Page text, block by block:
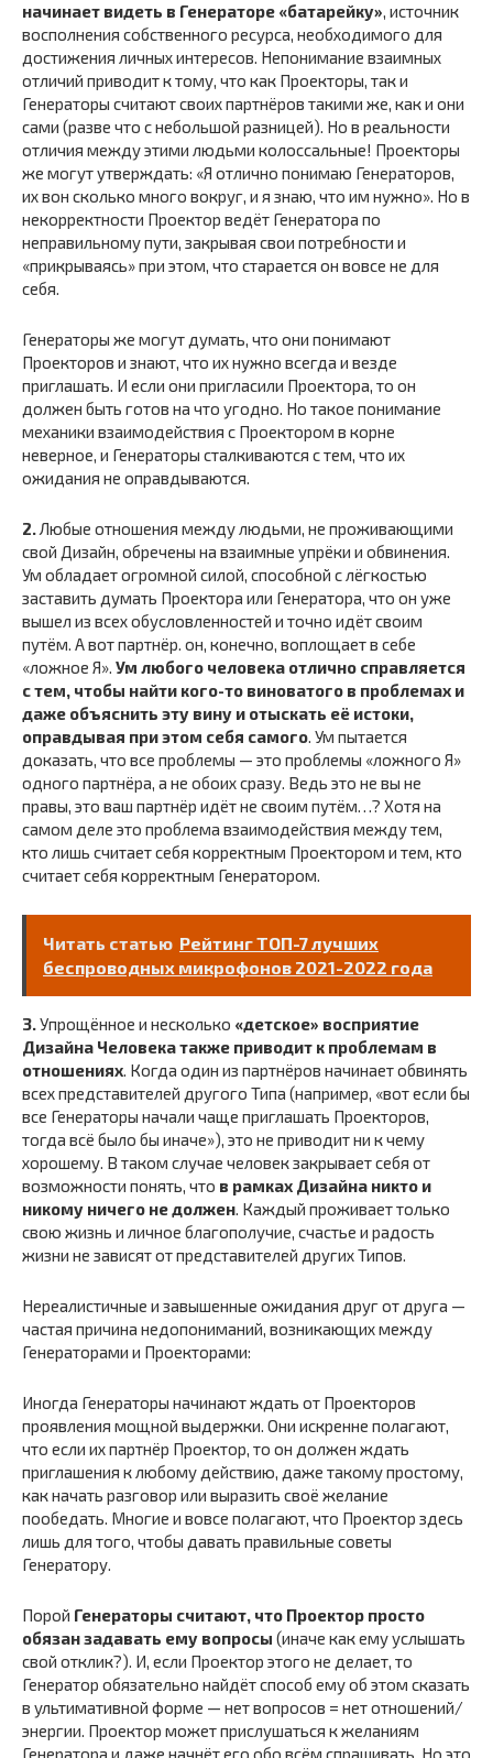
начинает видеть в Генераторе «батарейку», источник
восполнения собственного ресурса, необходимого для
достижения личных интересов. Непонимание взаимных
отличий приводит к тому, что как Проекторы, так и
Генераторы считают своих партнёров такими же, как и они
сами (разве что с небольшой разницей). Но в реальности
отличия между этими людьми колоссальные! Проекторы
же могут утверждать: «Я отлично понимаю Генераторов,
их вон сколько много вокруг, и я знаю, что им нужно». Но в
некорректности Проектор ведёт Генератора по
неправильному пути, закрывая свои потребности и
«прикрываясь» при этом, что старается он вовсе не для
себя.
Генераторы же могут думать, что они понимают
Проекторов и знают, что их нужно всегда и везде
приглашать. И если они пригласили Проектора, то он
должен быть готов на что угодно. Но такое понимание
механики взаимодействия с Проектором в корне
неверное, и Генераторы сталкиваются с тем, что их
ожидания не оправдываются.
2.Любые отношения между людьми, не проживающими
свой Дизайн, обречены на взаимные упрёки и обвинения.
Ум обладает огромной силой, способной с лёгкостью
заставить думать Проектора или Генератора, что он уже
вышел из всех обусловленностей и точно идёт своим
путём. А вот партнёр. он, конечно, воплощает в себе
«ложное Я». Ум любого человека отлично справляется
с тем, чтобы найти кого-то виноватого в проблемах и
даже объяснить эту вину и отыскать её истоки,
оправдывая при этом себя самого. Ум пытается
доказать, что все проблемы — это проблемы «ложного Я»
одного партнёра, а не обоих сразу. Ведь это не вы не
правы, это ваш партнёр идёт не своим путём…? Хотя на
самом деле это проблема взаимодействия между тем,
кто лишь считает себя корректным Проектором и тем, кто
считает себя корректным Генератором.
Читать статью Рейтинг ТОП-7 лучших
беспроводных микрофонов 2021-2022 года
3.Упрощённое и несколько «детское» восприятие
Дизайна Человека также приводит к проблемам в
отношениях. Когда один из партнёров начинает обвинять
всех представителей другого Типа (например, «вот если бы
все Генераторы начали чаще приглашать Проекторов,
тогда всё было бы иначе»), это не приводит ни к чему
хорошему. В таком случае человек закрывает себя от
возможности понять, что в рамках Дизайна никто и
никому ничего не должен. Каждый проживает только
свою жизнь и личное благополучие, счастье и радость
жизни не зависят от представителей других Типов.
Нереалистичные и завышенные ожидания друг от друга —
частая причина недопониманий, возникающих между
Генераторами и Проекторами:
Иногда Генераторы начинают ждать от Проекторов
проявления мощной выдержки. Они искренне полагают,
что если их партнёр Проектор, то он должен ждать
приглашения к любому действию, даже такому простому,
как начать разговор или выразить своё желание
пообедать. Многие и вовсе полагают, что Проектор здесь
лишь для того, чтобы давать правильные советы
Генератору.
Порой Генераторы считают, что Проектор просто
обязан задавать ему вопросы (иначе как ему услышать
свой отклик?). И, если Проектор этого не делает, то
Генератор обязательно найдёт способ ему об этом сказать
в ультимативной форме — нет вопросов = нет отношений/
энергии. Проектор может прислушаться к желаниям
Генератора и даже начнёт его обо всём спрашивать. Но это